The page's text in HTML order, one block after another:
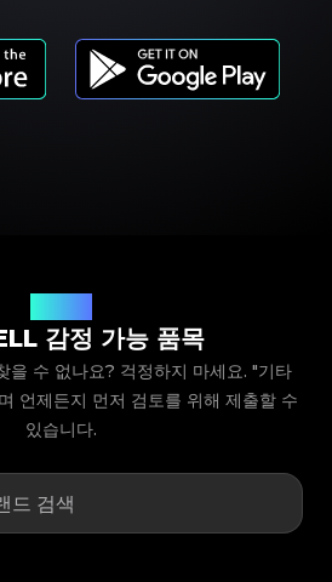
감정 가능 품목
수 없나요? 걱정하지 마세요. "기타
언제든지 먼저 검토를 위해 제출할 수
있습니다.